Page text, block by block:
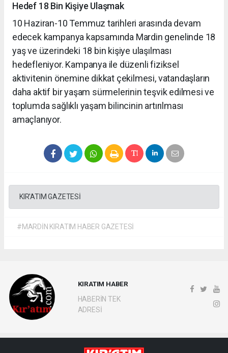
Hedef 18 Bin Kişiye Ulaşmak
10 Haziran-10 Temmuz tarihleri arasında devam
edecek kampanya kapsamında Mardin genelinde 18
yaş ve üzerindeki 18 bin kişiye ulaşılması
hedefleniyor. Kampanya ile düzenli fiziksel
aktivitenin önemine dikkat çekilmesi, vatandaşların
daha aktif bir yaşam sürmelerinin teşvik edilmesi ve
toplumda sağlıklı yaşam bilincinin artırılması
amaçlanıyor.
KIR'ATIM GAZETESİ
#MARDİN KIRATIM HABER GAZETESİ
KIRATIM HABER
HABERİN TEK
ADRESİ